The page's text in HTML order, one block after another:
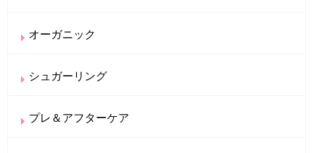
オーガニック
シュガーリング
プレ＆アフターケア